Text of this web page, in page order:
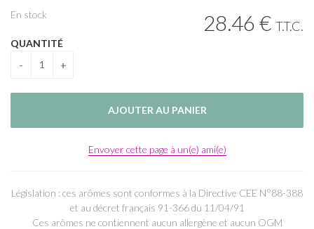
28.46€ T.T.C.
En stock
QUANTITÉ
Envoyer cette page à un(e) ami(e)
Législation : ces arômes sont conformes à la Directive CEE N°88-388
et au décret français 91-366 du 11/04/91
Ces arômes ne contiennent aucun allergène et aucun OGM